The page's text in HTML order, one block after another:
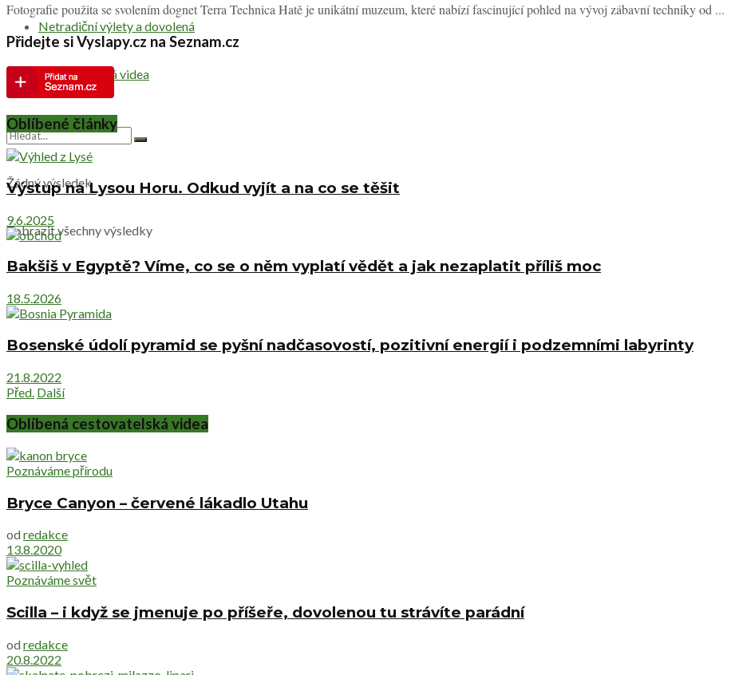
Netradiční výlety a dovolená
Cestovatelská videa
Žádný výsledek
Zobrazit všechny výsledky
Fotografie použita se svolením dognet Terra Technica Hatě je unikátní muzeum, které nabízí fascinující pohled na vývoj zábavní techniky od ...
Přidejte si Vyslapy.cz na Seznam.cz
Oblíbené články
Výstup na Lysou Horu. Odkud vyjít a na co se těšit
9.6.2025
Bakšiš v Egyptě? Víme, co se o něm vyplatí vědět a jak nezaplatit příliš moc
18.5.2026
Bosenské údolí pyramid se pyšní nadčasovostí, pozitivní energií i podzemními labyrinty
21.8.2022
Před. Další
Oblíbená cestovatelská videa
Poznáváme přírodu
Bryce Canyon – červené lákadlo Utahu
od redakce
13.8.2020
Poznáváme svět
Scilla – i když se jmenuje po příšeře, dovolenou tu strávíte parádní
od redakce
20.8.2022